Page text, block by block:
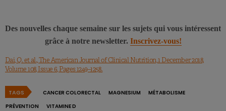
Des nouvelles chaque semaine sur les sujets qui vous intéressent
grâce à notre newsletter. Inscrivez-vous!
Dai, Q. et al., The American Journal of Clinical Nutrition, 1 December 2018,
Volume 108, Issue 6, Pages 1249–1258.
TAGS CANCER COLORECTAL MAGNESIUM
MÉTABOLISME
PRÉVENTION
VITAMINE D